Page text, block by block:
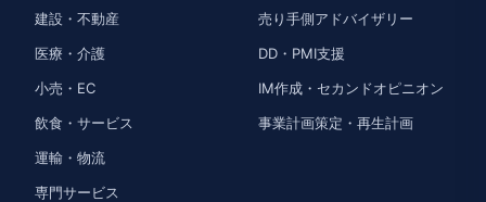
建設・不動産
医療・介護
小売・EC
飲食・サービス
運輸・物流
専門サービス
売り手側アドバイザリー
DD・PMI支援
IM作成・セカンドオピニオン
事業計画策定・再生計画